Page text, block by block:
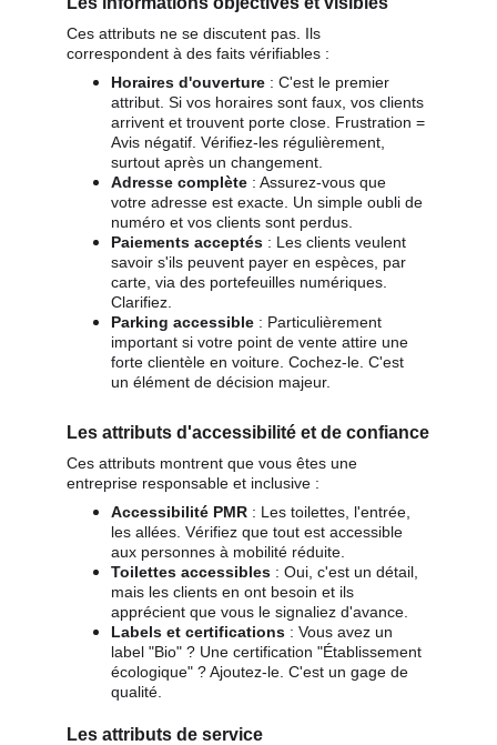
Ces attributs ne se discutent pas. Ils
correspondent à des faits vérifiables :
Horaires d'ouverture : C'est le premier
attribut. Si vos horaires sont faux, vos clients
arrivent et trouvent porte close. Frustration =
Avis négatif. Vérifiez-les régulièrement,
surtout après un changement.
Adresse complète : Assurez-vous que
votre adresse est exacte. Un simple oubli de
numéro et vos clients sont perdus.
Paiements acceptés : Les clients veulent
savoir s'ils peuvent payer en espèces, par
carte, via des portefeuilles numériques.
Clarifiez.
Parking accessible : Particulièrement
important si votre point de vente attire une
forte clientèle en voiture. Cochez-le. C'est
un élément de décision majeur.
Les attributs d'accessibilité et de confiance
Ces attributs montrent que vous êtes une
entreprise responsable et inclusive :
Accessibilité PMR : Les toilettes, l'entrée,
les allées. Vérifiez que tout est accessible
aux personnes à mobilité réduite.
Toilettes accessibles : Oui, c'est un détail,
mais les clients en ont besoin et ils
apprécient que vous le signaliez d'avance.
Labels et certifications : Vous avez un
label "Bio" ? Une certification "Établissement
écologique" ? Ajoutez-le. C'est un gage de
qualité.
Les attributs de service